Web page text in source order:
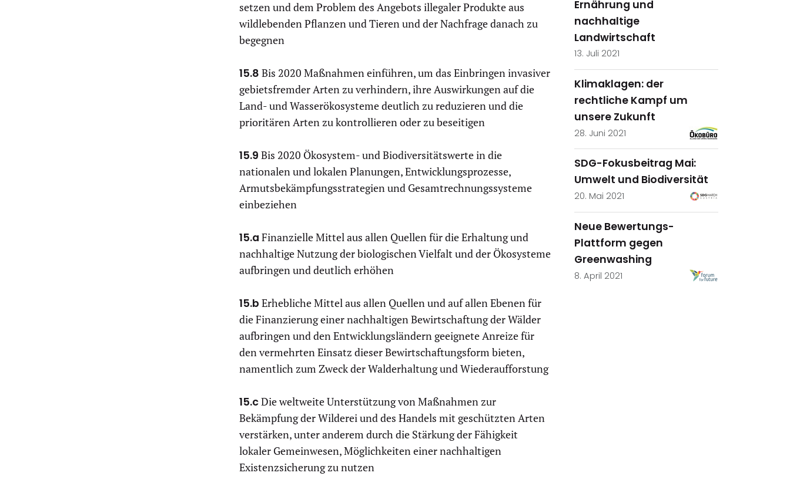
setzen und dem Problem des Angebots illegaler Produkte aus
wildlebenden Pflanzen und Tieren und der Nachfrage danach zu
begegnen
15.8 Bis 2020 Maßnahmen einführen, um das Einbringen invasiver
gebietsfremder Arten zu verhindern, ihre Auswirkungen auf die
Land- und Wasserökosysteme deutlich zu reduzieren und die
prioritären Arten zu kontrollieren oder zu beseitigen
15.9 Bis 2020 Ökosystem- und Biodiversitätswerte in die
nationalen und lokalen Planungen, Entwicklungsprozesse,
Armutsbekämpfungsstrategien und Gesamtrechnungssysteme
einbeziehen
15.a Finanzielle Mittel aus allen Quellen für die Erhaltung und
nachhaltige Nutzung der biologischen Vielfalt und der Ökosysteme
aufbringen und deutlich erhöhen
15.b Erhebliche Mittel aus allen Quellen und auf allen Ebenen für
die Finanzierung einer nachhaltigen Bewirtschaftung der Wälder
aufbringen und den Entwicklungsländern geeignete Anreize für
den vermehrten Einsatz dieser Bewirtschaftungsform bieten,
namentlich zum Zweck der Walderhaltung und Wiederaufforstung
15.cDie weltweite Unterstützung von Maßnahmen zur
Bekämpfung der Wilderei und des Handels mit geschützten Arten
verstärken, unter anderem durch die Stärkung der Fähigkeit
lokaler Gemeinwesen, Möglichkeiten einer nachhaltigen
Existenzsicherung zu nutzen
Ernährung und
nachhaltige
Landwirtschaft
13. Juli 2021
Klimaklagen: der
rechtliche Kampf um
unsere Zukunft
28. Juni 2021
SDG-Fokusbeitrag Mai:
Umwelt und Biodiversität
20. Mai 2021
Neue Bewertungs-
Plattform gegen
Greenwashing
8. April 2021